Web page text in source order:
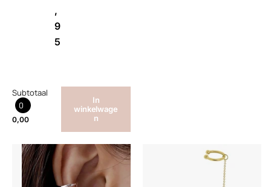
,
9
5
Subtotaal
0
0,00
In
winkelwage
n